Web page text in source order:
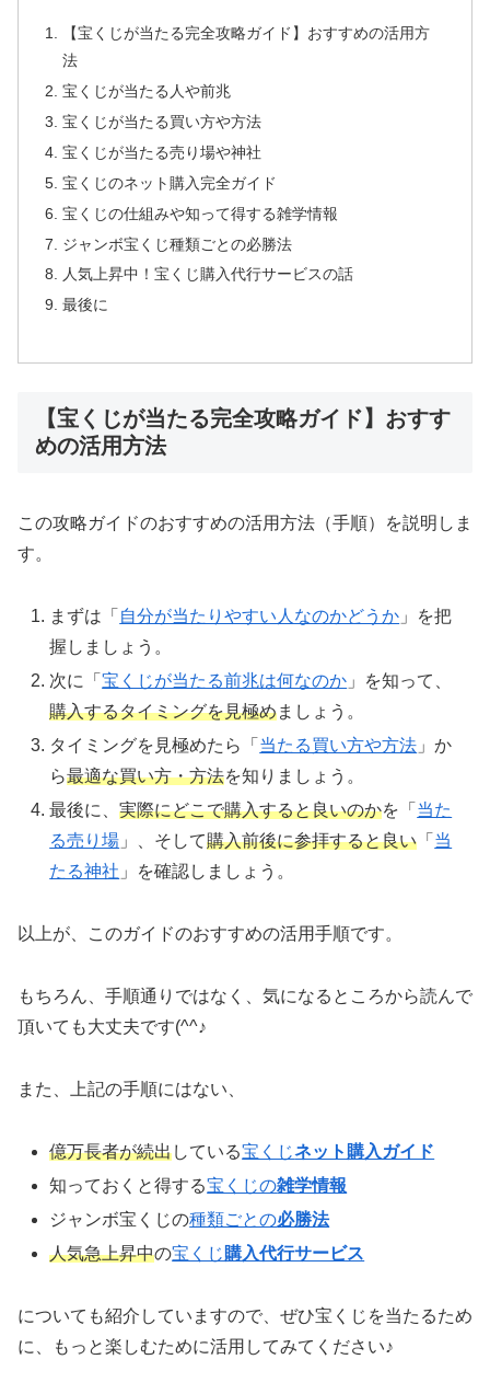
【宝くじが当たる完全攻略ガイド】おすすめの活用方
法
宝くじが当たる人や前兆
宝くじが当たる買い方や方法
宝くじが当たる売り場や神社
宝くじのネット購入完全ガイド
宝くじの仕組みや知って得する雑学情報
ジャンボ宝くじ種類ごとの必勝法
人気上昇中！宝くじ購入代行サービスの話
最後に
【宝くじが当たる完全攻略ガイド】おすす
めの活用方法
この攻略ガイドのおすすめの活用方法（手順）を説明しま
す。
まずは「 自分が当たりやすい人なのかどうか 」を把
握しましょう。
次に「宝くじが当たる前兆は何なのか 」を知って、
購入するタイミングを見極めましょう。
タイミングを見極めたら「 当たる買い方や方法 」か
ら最適な買い方・方法を知りましょう。
最後に、実際にどこで購入すると良いのかを「 当た
る売り場 」、そして購入前後に参拝すると良い 「 当
たる神社 」を確認しましょう。
以上が、このガイドのおすすめの活用手順です。
もちろん、手順通りではなく、気になるところから読んで
頂いても大丈夫です(^^♪
また、上記の手順にはない、
億万長者が続出している宝くじネット購入ガイド
知っておくと得する宝くじの雑学情報
ジャンボ宝くじの種類ごとの必勝法
人気急上昇中の宝くじ購入代行サービス
についても紹介していますので、ぜひ宝くじを当たるため
に、もっと楽しむために活用してみてください♪